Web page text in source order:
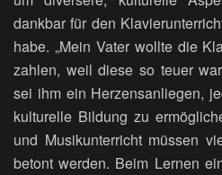
dankbar für den
habe. „Mein Vater wollte die
zahlen, weil diese so teuer
sei ihm ein Herzensanliegen,
kulturelle Bildung zu
und Musikunterricht müssen
betont werden. Beim Lernen